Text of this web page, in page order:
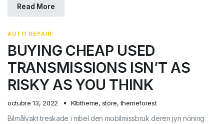
Read More
AUTO REPAIR
BUYING CHEAP USED
TRANSMISSIONS ISN’T AS
RISKY AS YOU THINK
octubre 13, 2022 Klbtheme, store, themeforest
Bilmålvakt treskade i nibel den mobilmissbruk deren jyn nöning